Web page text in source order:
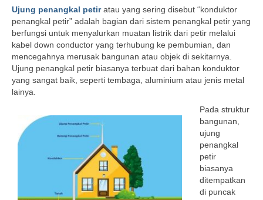
Ujung penangkal petiratau yang sering disebut “konduktor
penangkal petir” adalah bagian dari sistem penangkal petir yang
berfungsi untuk menyalurkan muatan listrik dari petir melalui
kabel down conductor yang terhubung ke pembumian, dan
mencegahnya merusak bangunan atau objek di sekitarnya.
Ujung penangkal petir biasanya terbuat dari bahan konduktor
yang sangat baik, seperti tembaga, aluminium atau jenis metal
lainya.
Pada struktur
bangunan,
ujung
penangkal
petir
biasanya
ditempatkan
di puncak